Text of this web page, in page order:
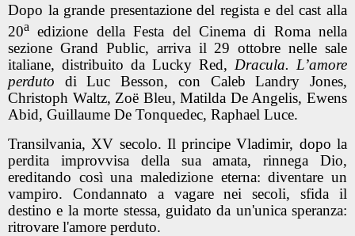
Dopo la grande presentazione del regista e del cast alla
20a edizione dellaFesta del Cinema di Roma nella
sezione Grand Public, arriva il 29 ottobre nelle sale
italiane, distribuito da Lucky Red, Dracula. L’amore
perduto diLuc Besson, con Caleb Landry Jones,
Christoph Waltz, Zoë Bleu, Matilda De Angelis, Ewens
Abid, Guillaume De Tonquedec, Raphael Luce.
Transilvania, XV secolo. Il principe Vladimir, dopo la
perdita improvvisa della sua amata, rinnega Dio,
ereditando così una maledizione eterna: diventare un
vampiro. Condannato a vagare nei secoli, sfida il
destino e la morte stessa, guidato da un'unica speranza:
ritrovare l'amore perduto.